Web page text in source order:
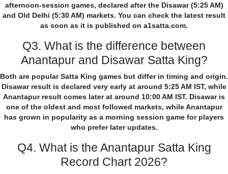
afternoon-session games, declared after the Disawar (5:25 AM)
and Old Delhi (5:30 AM) markets. You can check the latest result
as soon as it is published on a1satta.com.
Q3. What is the difference between
Anantapur and Disawar Satta King?
Both are popular Satta King games but differ in timing and origin.
Disawar result is declared very early at around 5:25 AM IST, while
Anantapur result comes later at around 10:00 AM IST. Disawar is
one of the oldest and most followed markets, while Anantapur
has grown in popularity as a morning session game for players
who prefer later updates.
Q4. What is the Anantapur Satta King
Record Chart 2026?